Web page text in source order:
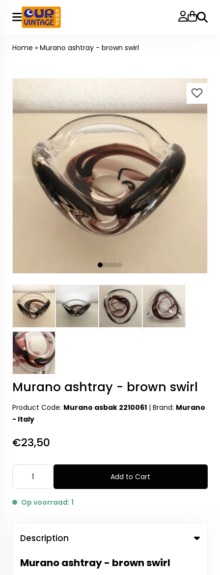
Search
Home » Murano ashtray - brown swirl
Murano ashtray - brown swirl
Product Code: Murano asbak 2210061 | Brand: Murano
- Italy
€23,50
Add to Cart
Op voorraad: 1
Description
Murano ashtray - brown swirl